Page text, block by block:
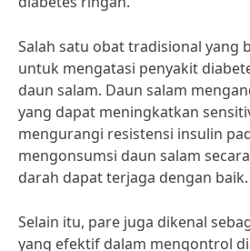
Salah satu obat tradisional yang
untuk mengatasi penyakit
daun salam. Daun salam
yang dapat meningkatkan
mengurangi resistensi insulin
mengonsumsi daun salam
darah dapat terjaga dengan baik.
Selain itu, pare juga dikenal
yang efektif dalam mengontrol